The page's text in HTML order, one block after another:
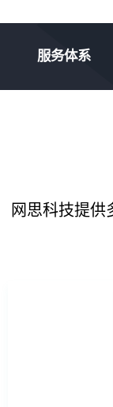
服务体系
网思科技提供